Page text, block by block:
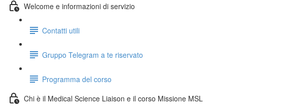
Welcome e informazioni di servizio
Contatti utili
Gruppo Telegram a te riservato
Programma del corso
Chi è il Medical Science Liaison e il corso Missione MSL